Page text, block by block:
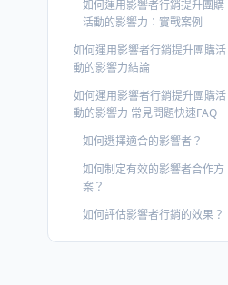
如何運用影響者行銷提升團購
活動的影響力：實戰案例
如何運用影響者行銷提升團購活
動的影響力結論
如何運用影響者行銷提升團購活
動的影響力 常見問題快速FAQ
如何選擇適合的影響者？
如何制定有效的影響者合作方
案？
如何評估影響者行銷的效果？